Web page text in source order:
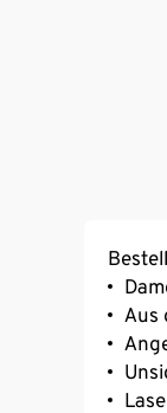
Aus